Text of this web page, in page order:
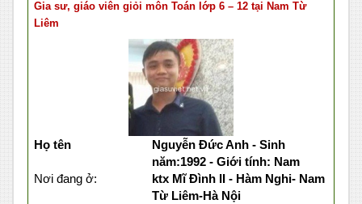
Gia sư, giáo viên giỏi môn Toán lớp 6 – 12 tại Nam Từ
Liêm
Họ tên
Nguyễn Đức Anh - Sinh
năm:1992 - Giới tính: Nam
Nơi đang ở:
ktx Mĩ Đình II - Hàm Nghi- Nam
Từ Liêm-Hà Nội